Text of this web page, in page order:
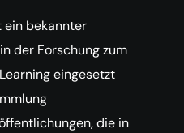
ein bekannter
der Forschung zum
eingesetzt
die in